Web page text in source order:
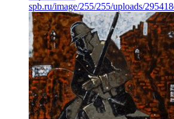
spb.ru/image/255/255/uploads/